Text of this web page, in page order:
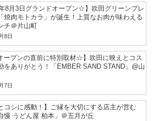
年8月3日グランドオープン☆】吹田グリーンプレ
焼肉モトカラ」が誕生！上質なお肉が味わえる
チ＠片山町
8日
ープンの直前に特別取材☆】吹田に映えとコス
をありがとう！「EMBER SAND STAND」@山
7日
コシに感動！】ご縁を大切にする店主が営む
慢 うどん屋 柏本」＠五月が丘